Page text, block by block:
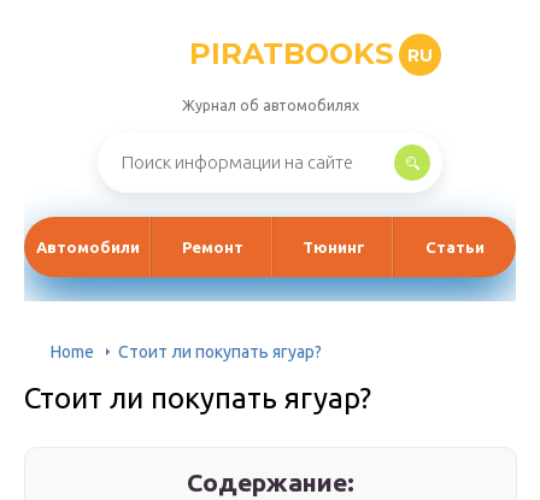
PIRATBOOKS RU
Журнал об автомобилях
Автомобили Ремонт Тюнинг Статьи
Home Стоит ли покупать ягуар?
Стоит ли покупать ягуар?
Содержание: